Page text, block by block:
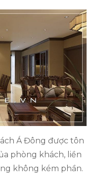
Á Đông được tôn
phòng khách, liền
không kém phần.